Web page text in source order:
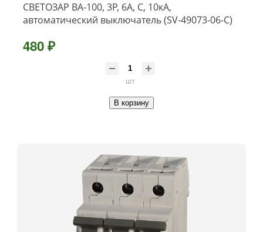
СВЕТОЗАР ВА-100, 3P, 6А, C, 10кА,
автоматический выключатель (SV-49073-06-C)
480 ₽
шт
В корзину